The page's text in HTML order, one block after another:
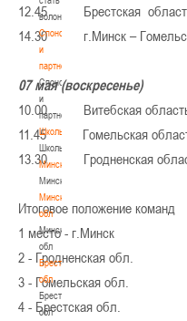
волонтером
Спонсоры
и
партнеры
Спонсоры
и
партнеры
Школы
Школы
Минск
Минск
Минская
обл
Минская
обл
Брестская
обл
Брестская
обл
12.45 Брестская область
14.30 г.Минск –
07 мая (воскресенье)
10.00 Витебская область
11.45 Гомельская
13.30 Гродненская
Итоговое положение команд
1 место - г.Минск
2 - Гродненская обл.
3 - Гомельская обл.
4 - Брестская обл.